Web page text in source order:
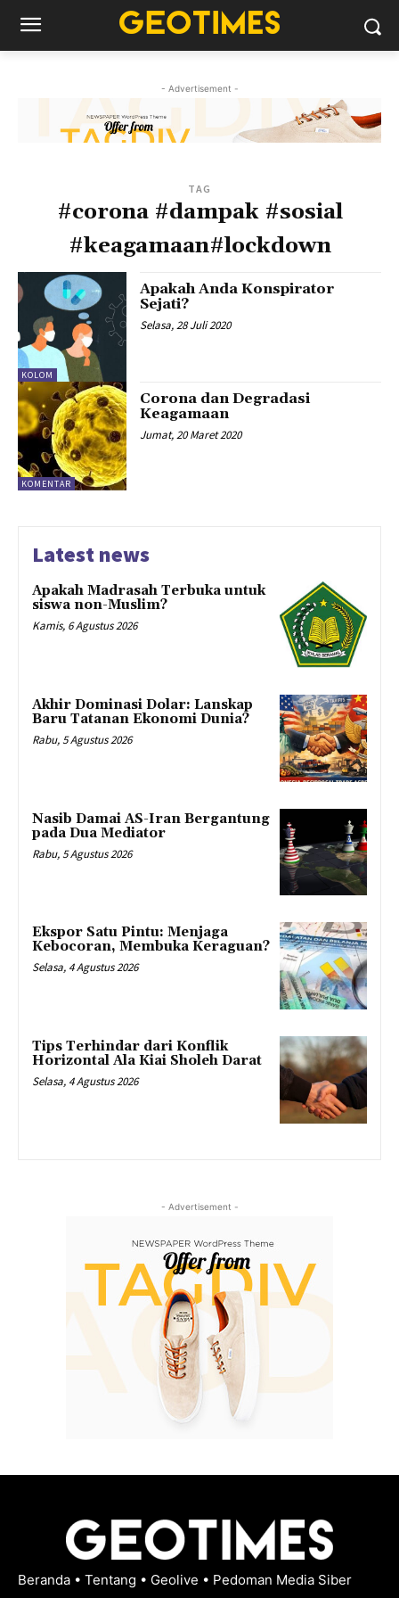
- Advertisement -
TAG
#corona #dampak #sosial
#keagamaan#lockdown
KOLOM
Apakah Anda Konspirator
Sejati?
Selasa, 28 Juli 2020
KOMENTAR
Corona dan Degradasi
Keagamaan
Jumat, 20 Maret 2020
Latest news
Apakah Madrasah Terbuka untuk
siswa non-Muslim?
Kamis, 6 Agustus 2026
Akhir Dominasi Dolar: Lanskap
Baru Tatanan Ekonomi Dunia?
Rabu, 5 Agustus 2026
Nasib Damai AS-Iran Bergantung
pada Dua Mediator
Rabu, 5 Agustus 2026
Ekspor Satu Pintu: Menjaga
Kebocoran, Membuka Keraguan?
Selasa, 4 Agustus 2026
Tips Terhindar dari Konflik
Horizontal Ala Kiai Sholeh Darat
Selasa, 4 Agustus 2026
- Advertisement -
Beranda • Tentang • Geolive • Pedoman Media Siber